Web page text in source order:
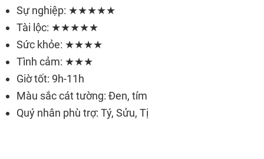
Sự nghiệp: ★★★★★
Tài lộc: ★★★★★
Sức khỏe: ★★★★
Tình cảm: ★★★
Giờ tốt: 9h-11h
Màu sắc cát tường: Đen, tím
Quý nhân phù trợ: Tý, Sửu, Tị